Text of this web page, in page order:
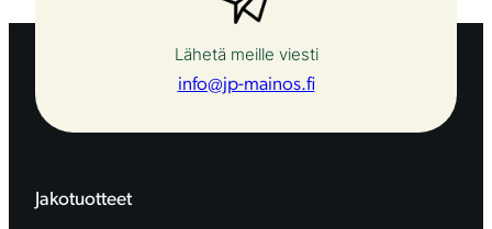
Lähetä meille viesti
info@jp-mainos.fi
Jakotuotteet